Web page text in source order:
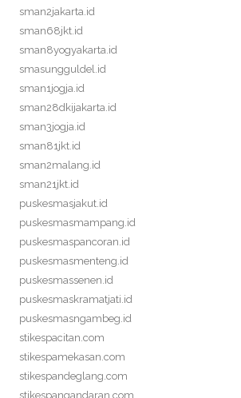
sman2jakarta.id
sman68jkt.id
sman8yogyakarta.id
smasungguldel.id
sman1jogja.id
sman28dkijakarta.id
sman3jogja.id
sman81jkt.id
sman2malang.id
sman21jkt.id
puskesmasjakut.id
puskesmasmampang.id
puskesmaspancoran.id
puskesmasmenteng.id
puskesmassenen.id
puskesmaskramatjati.id
puskesmasngambeg.id
stikespacitan.com
stikespamekasan.com
stikespandeglang.com
stikespangandaran.com